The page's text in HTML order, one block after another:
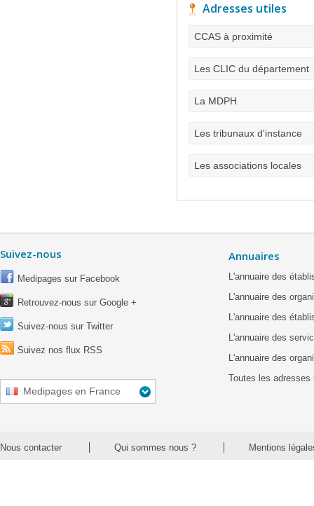
Adresses utiles
CCAS à proximité
Les CLIC du département
La MDPH
Les tribunaux d'instance
Les associations locales
Suivez-nous
Medipages sur Facebook
Retrouvez-nous sur Google +
Suivez-nous sur Twitter
Suivez nos flux RSS
Medipages en France
Annuaires
L'annuaire des
L'annuaire des
L'annuaire des
L'annuaire des
L'annuaire des
Toutes les adresses
Nous contacter Qui sommes nous ? Mentions